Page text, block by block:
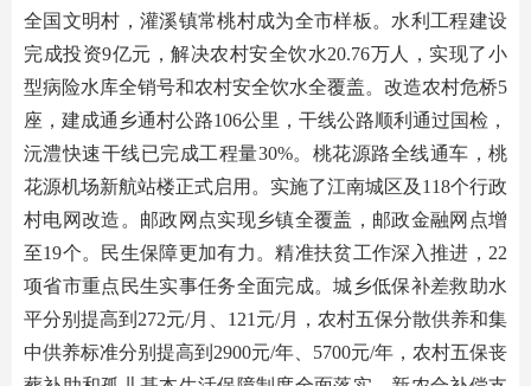
全国文明村，灌溪镇常桃村成为全市样板。水利工程建设
完成投资9亿元，解决农村安全饮水20.76万人，实现了小
型病险水库全销号和农村安全饮水全覆盖。改造农村危桥5
座，建成通乡通村公路106公里，干线公路顺利通过国检，
沅澧快速干线已完成工程量30%。桃花源路全线通车，桃
花源机场新航站楼正式启用。实施了江南城区及118个行政
村电网改造。邮政网点实现乡镇全覆盖，邮政金融网点增
至19个。民生保障更加有力。精准扶贫工作深入推进，22
项省市重点民生实事任务全面完成。城乡低保补差救助水
平分别提高到272元/月、121元/月，农村五保分散供养和集
中供养标准分别提高到2900元/年、5700元/年，农村五保丧